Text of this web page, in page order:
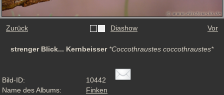
Zurück Diashow Vor
strenger Blick... Kernbeisser *Coccothraustes coccothraustes*
Bild-ID:
10442
Name des Albums:
Finken